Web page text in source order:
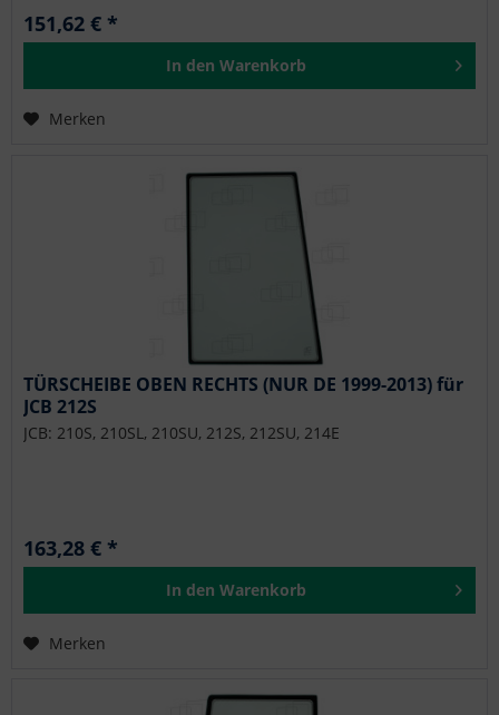
151,62 € *
In den Warenkorb
Merken
TÜRSCHEIBE OBEN RECHTS (NUR DE 1999-2013) für
JCB 212S
JCB: 210S, 210SL, 210SU, 212S, 212SU, 214E
163,28 € *
In den Warenkorb
Merken